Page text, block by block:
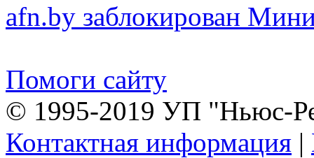
afn.by заблокирован
Помоги сайту
© 1995-2019 УП "Ньюс-
Контактная информация |